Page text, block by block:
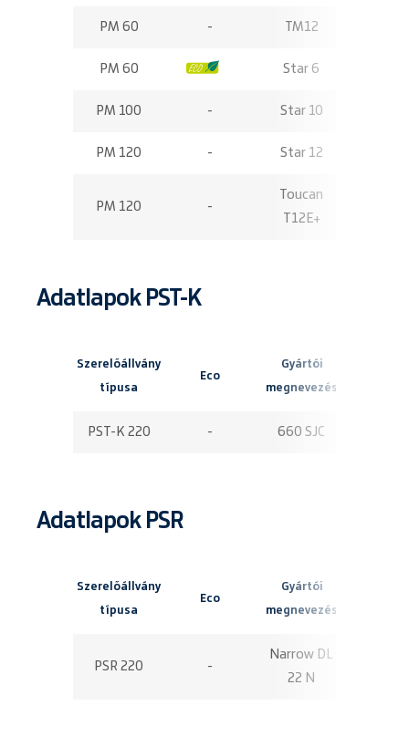
PM 60 - TM12
PM 60 - Star 6
PM 100 - Star 10
PM 120 - Star 12
PM 120 -
Toucan
T12E+
Adatlapok PST-K
Szerelőállvány
típusa
Eco
Gyártói
megnevezés
PST-K 220 - 660 SJC
Adatlapok PSR
Szerelőállvány
típusa
Eco
Gyártói
megnevezés
PSR 220 -
Narrow DL
22 N